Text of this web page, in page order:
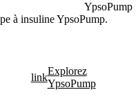
YpsoPump
à insuline YpsoPump.
link
Explorez
YpsoPump